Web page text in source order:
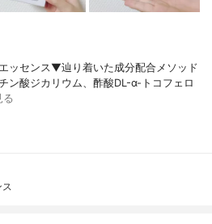
ッセンス▼辿り着いた成分配合メソッド
ン酸ジカリウム、酢酸DL-α-トコフェロ
る